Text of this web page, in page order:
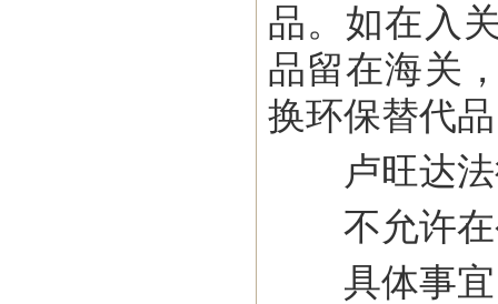
品。如在入
品留在海关
换环保替代
卢旺达法
不允许在
具体事宜